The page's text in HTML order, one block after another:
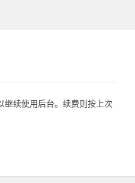
继续使用后台。续费则按上次